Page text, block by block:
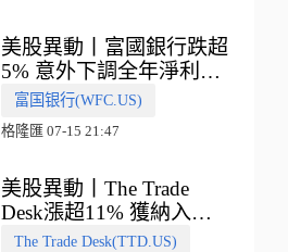
美股異動丨富國銀行跌超
5% 意外下調全年淨利息
收入指引
富国银行(WFC.US)
格隆匯 07-15 21:47
美股異動丨The Trade
Desk漲超11% 獲納入標
普500指數
The Trade Desk(TTD.US)